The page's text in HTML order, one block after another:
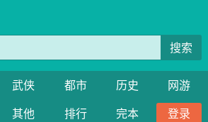
搜索
武侠 都市 历史
网游
其他 排行 完本
登录